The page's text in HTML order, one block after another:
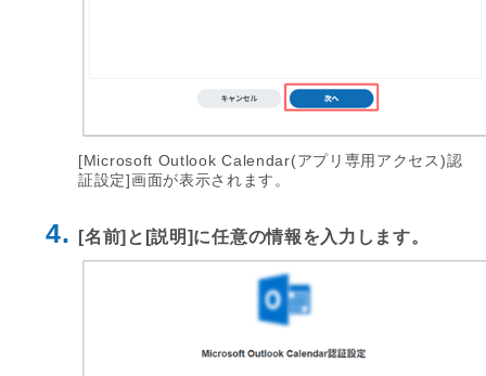
[Microsoft Outlook Calendar(アプリ専用アクセス)認
証設定]画面が表示されます。
4. [名前]と[説明]に任意の情報を入力します。